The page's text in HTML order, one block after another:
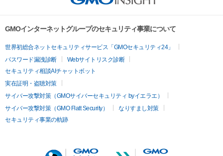
GMOインターネットグループのセキュリティ事業について
世界初総合ネットセキュリティサービス「GMOセキュリティ24」
パスワード漏洩診断
Webサイトリスク診断
セキュリティ相談AIチャットボット
実在証明・盗聴対策
サイバー攻撃対策（GMOサイバーセキュリティ byイエラエ）
サイバー攻撃対策（GMO Flatt Security）
なりすまし対策
セキュリティ事業の軌跡